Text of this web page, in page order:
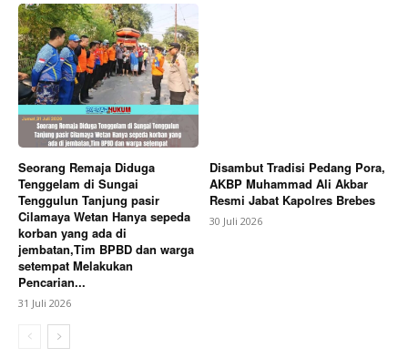
Seorang Remaja Diduga
Tenggelam di Sungai
Tenggulun Tanjung pasir
Cilamaya Wetan Hanya sepeda
korban yang ada di
jembatan,Tim BPBD dan warga
setempat Melakukan
Pencarian...
31 Juli 2026
Disambut Tradisi Pedang Pora,
AKBP Muhammad Ali Akbar
Resmi Jabat Kapolres Brebes
30 Juli 2026